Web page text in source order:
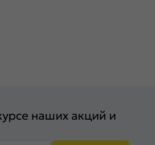
наших акций и